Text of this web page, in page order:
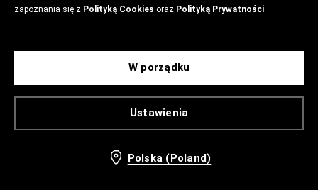
zapoznania się z Polityką Cookies oraz Polityką Prywatności.
Ustawienia
W porządku
Polska (Poland)